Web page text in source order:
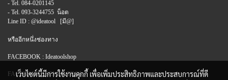
- Tel. 084-0201145
- Tel. 093-3244755 น็อต
Line ID : @ideatool [มี@]
หรืออีกหนึ่งช่องทาง
FACEBOOK : Ideatoolshop
FACEBOOK : SEVEN TOOL
เว็บไซต์นี้มีการใช้งานคุกกี้ เพื่อเพิ่มประสิทธิภาพและประสบการณ์ที่ดี